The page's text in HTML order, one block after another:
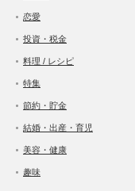
恋愛
投資・税金
料理 / レシピ
特集
節約・貯金
結婚・出産・育児
美容・健康
趣味